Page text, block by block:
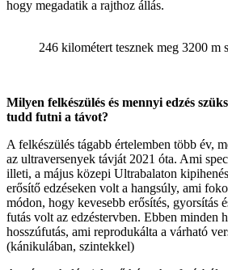
hogy megadatik a rajthoz állás.
246 kilométert tesznek meg 3200 m
Milyen felkészülés és mennyi edzés
tudd futni a távot?
A felkészülés tágabb értelemben több év,
az ultraversenyek távját 2021 óta. Ami
illeti, a május közepi Ultrabalaton
erősítő edzéseken volt a hangsúly, ami
módon, hogy kevesebb erősítés, gyorsítás
futás volt az edzéstervben. Ebben minden
hosszúfutás, ami reprodukálta a várható
(kánikulában, szintekkel)